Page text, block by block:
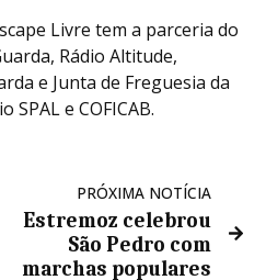
Livre tem a parceria do
Rádio Altitude,
e Junta de Freguesia da
e COFICAB.
PRÓXIMA NOTÍCIA
Estremoz celebrou
São Pedro com
marchas populares